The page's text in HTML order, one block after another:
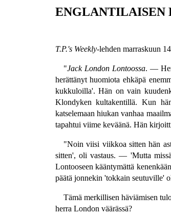
ENGLANTILAISEN
T.P.'s Weekly-lehden marraskuun
"Jack London Lontoossa. —
herättänyt huomiota ehkäpä
kukkuloilla'. Hän on vain
Klondyken kultakentillä. Kun
katselemaan hiukan vanhaa
tapahtui viime keväänä. Hän
"Noin viisi viikkoa sitten hän
sitten', oli vastaus. — 'Mutta
Lontooseen kääntymättä
päätä jonnekin 'tokkain seutuville'
Tämä merkillisen häviämisen
herra London väärässä?